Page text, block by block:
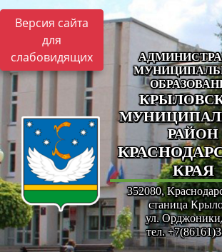
Версия сайта
для
слабовидящих
РАЙОН
КРАЯ
352080,
станица
ул.
тел.